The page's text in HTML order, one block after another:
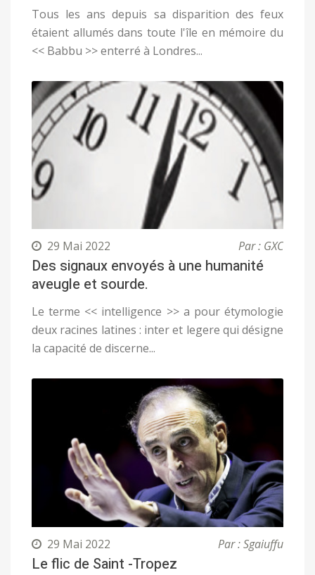
Tous les ans depuis sa disparition des feux
étaient allumés dans toute l'île en mémoire du
<< Babbu >> enterré à Londres...
29 Mai 2022 Par : GXC
Des signaux envoyés à une humanité
aveugle et sourde.
Le terme << intelligence >> a pour étymologie
deux racines latines : inter et legere qui désigne
la capacité de discerne...
29 Mai 2022 Par : Sgaiuffu
Le flic de Saint -Tropez